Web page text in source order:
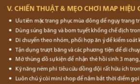
V. CHIẾN THUẬT & MẸO CHƠI MAP HIỆU
Ưu tiên mặc trang phục mùa đông để ngụy trang
Dùng súng băng và bom tuyết khống chế địch
Di chuyển theo nhóm, phối hợp ăn ý để kiểm soát
Tận dụng trượt băng và các phương tiện để di
Mở thùng đồ sự kiện để nhận thẻ hồi sinh 3
Kỹ năng ném phi tiêu cứu đồng đội rất hữu ích
Luôn chú ý còi mini shop để nắm bắt thời điểm